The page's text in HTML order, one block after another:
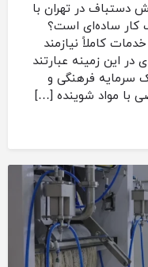
دستباف در تهران با
ساده‌ای است؟
کاملاً نیازمند
این زمینه عبارتند
سرمایه فرهنگی و
با مواد شوینده […]